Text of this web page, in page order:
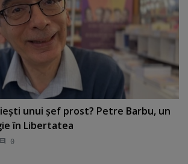
unui şef prost? Petre Barbu, un
în Libertatea
0